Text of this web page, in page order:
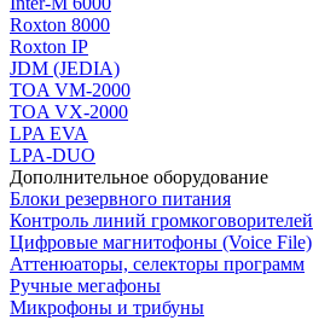
Roxton 8000
Roxton IP
JDM (JEDIA)
TOA VM-2000
TOA VX-2000
LPA EVA
LPA-DUO
Дополнительное оборудование
Блоки резервного питания
Контроль линий громкоговорителей
Цифровые магнитофоны (Voice File)
Аттенюаторы, селекторы программ
Ручные мегафоны
Микрофоны и трибуны